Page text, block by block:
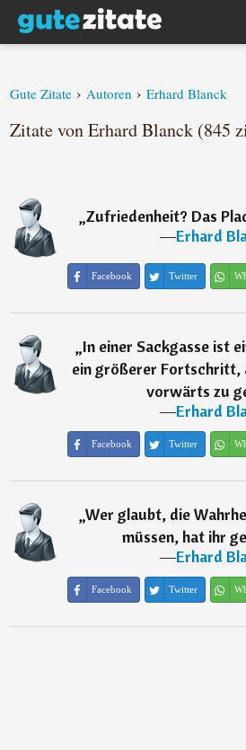
Gute Zitate › Autoren › Erhard Blanck
Zitate von Erhard Blanck (845
„Zufriedenheit? Das
―Erhard
Facebook Twitter
„In einer Sackgasse ist
ein größerer Fortschritt,
vorwärts zu
―Erhard
Facebook Twitter
„Wer glaubt, die
müssen, hat ihr
―Erhard
Facebook Twitter